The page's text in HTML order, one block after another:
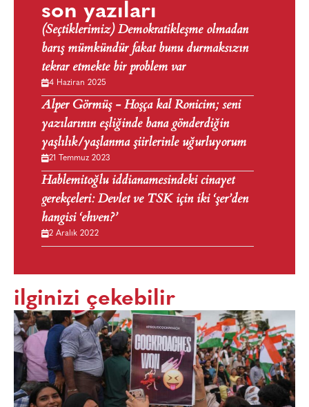
son yazıları
(Seçtiklerimiz) Demokratikleşme olmadan
barış mümkündür fakat bunu durmaksızın
tekrar etmekte bir problem var
4 Haziran 2025
Alper Görmüş - Hoşça kal Ronicim; seni
yazılarının eşliğinde bana gönderdiğin
yaşlılık/yaşlanma şiirlerinle uğurluyorum
21 Temmuz 2023
Hablemitoğlu iddianamesindeki cinayet
gerekçeleri: Devlet ve TSK için iki ‘şer’den
hangisi ‘ehven?’
2 Aralık 2022
ilginizi çekebilir